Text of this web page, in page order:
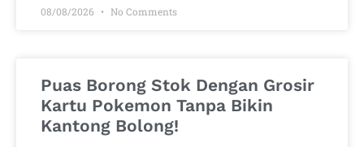
08/08/2026 No Comments
Puas Borong Stok Dengan Grosir
Kartu Pokemon Tanpa Bikin
Kantong Bolong!